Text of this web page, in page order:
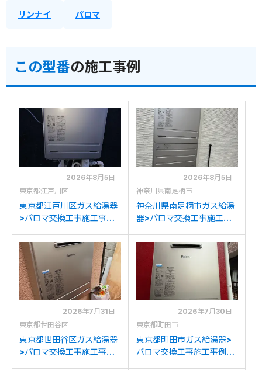
リンナイ パロマ
この型番の施工事例
2026年8月5日
東京都江戸川区
東京都江戸川区ガス給湯器
>パロマ交換工事施工事
2050AWXからパロマFH-
E2022SAWLへの交換
2026年8月5日
神奈川県南足柄市
神奈川県南足柄市ガス給湯
器>パロマ交換工事施工事
からパロマFH-
E2022SAWLへの交換
2026年7月31日
東京都世田谷区
東京都世田谷区ガス給湯器
>パロマ交換工事施工事
2026年7月30日
東京都町田市
東京都町田市ガス給湯器>
パロマ交換工事施工事例：